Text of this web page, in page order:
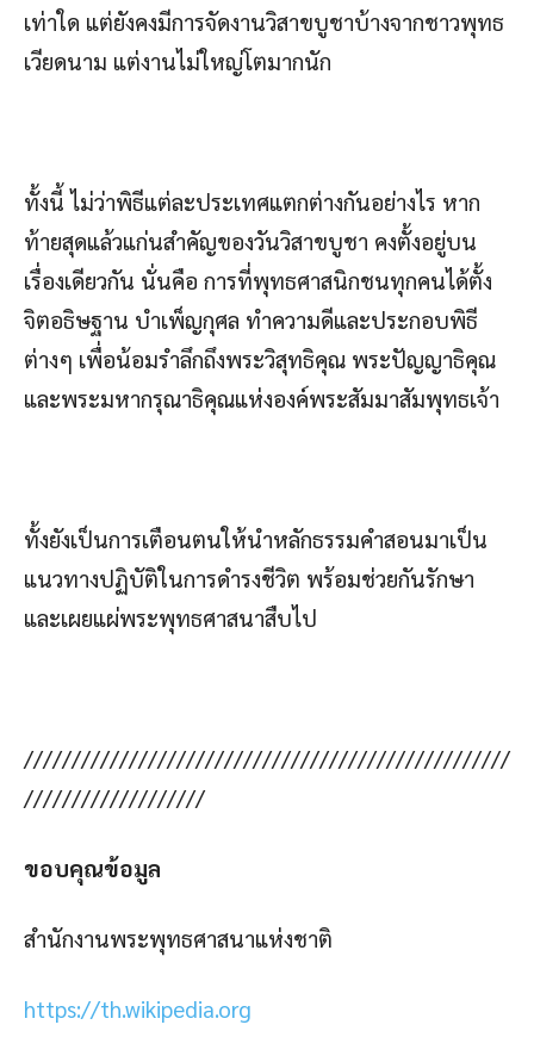
เท่าใด แต่ยังคงมีการจัดงานวิสาขบูชาบ้างจากชาวพุทธ
เวียดนาม แต่งานไม่ใหญ่โตมากนัก
ทั้งนี้ ไม่ว่าพิธีแต่ละประเทศแตกต่างกันอย่างไร หาก
ท้ายสุดแล้วแก่นสำคัญของวันวิสาขบูชา คงตั้งอยู่บน
เรื่องเดียวกัน นั่นคือ การที่พุทธศาสนิกชนทุกคนได้ตั้ง
จิตอธิษฐาน บำเพ็ญกุศล ทำความดีและประกอบพิธี
ต่างๆ เพื่อน้อมรำลึกถึงพระวิสุทธิคุณ พระปัญญาธิคุณ
และพระมหากรุณาธิคุณแห่งองค์พระสัมมาสัมพุทธเจ้า
ทั้งยังเป็นการเตือนตนให้นำหลักธรรมคำสอนมาเป็น
แนวทางปฏิบัติในการดำรงชีวิต พร้อมช่วยกันรักษา
และเผยแผ่พระพุทธศาสนาสืบไป
///////////////////////////////////////////////////
///////////////////
ขอบคุณข้อมูล
สำนักงานพระพุทธศาสนาแห่งชาติ
https://th.wikipedia.org